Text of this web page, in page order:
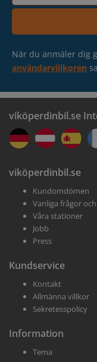
När du anmäler dig
användarvillkoren
viköperdinbil.se
viköperdinbil.se
Kundomdömen
Vanliga frågor
Våra stationer
Jobb
Press
Kundservice
Kontakt
Allmänna villkor
Sekretesspolicy
Information
Tema